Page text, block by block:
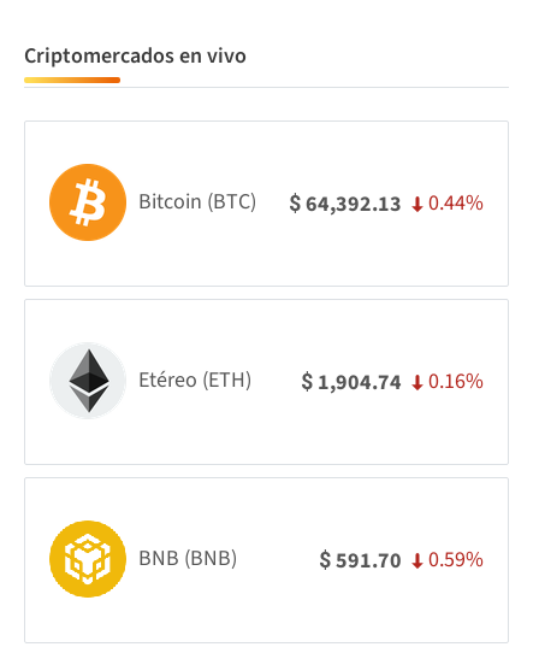
Criptomercados en vivo
Bitcoin (BTC) $64,392.13 0.44%
Etéreo (ETH) $ 1,904.74 0.16%
BNB (BNB) $591.70 0.59%